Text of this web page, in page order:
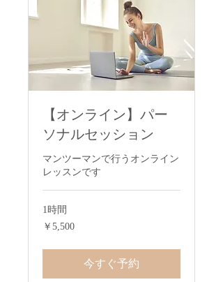
【オンライン】パー
ソナルセッション
マンツーマンで行うオンライン
レッスンです
1時間
5,500
円
￥5,500
今すぐ予約